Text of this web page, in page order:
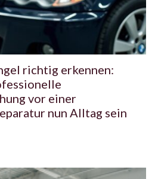
richtig erkennen:
vor einer
nun Alltag sein